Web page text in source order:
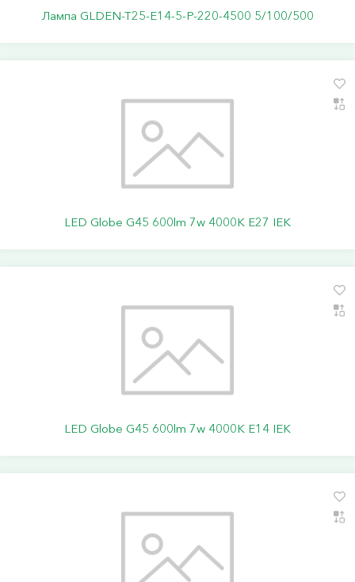
Лампа GLDEN-T25-E14-5-P-220-4500 5/100/500
LED Globe G45 600lm 7w 4000K E27 IEK
LED Globe G45 600lm 7w 4000K E14 IEK